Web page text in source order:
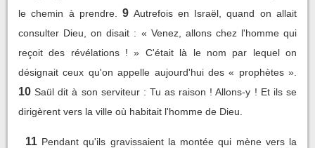
le chemin à prendre.
9 Autrefois en Israël, quand on allait
consulter Dieu, on disait : « Venez, allons chez l'homme qui
reçoit des révélations ! » C'était là le nom par lequel on
désignait ceux qu'on appelle aujourd'hui des « prophètes ».
10 Saül dit à son serviteur : Tu as raison ! Allons-y ! Et ils se
dirigèrent vers la ville où habitait l'homme de Dieu.
11 Pendant qu'ils gravissaient la montée qui mène vers la